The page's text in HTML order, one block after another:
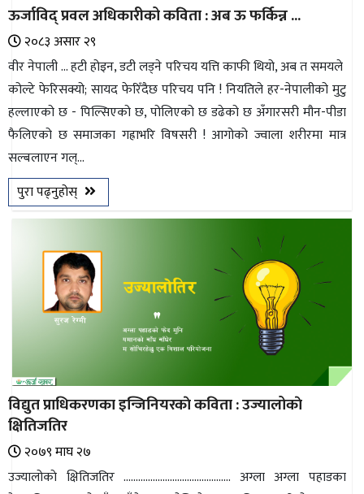
इभी
सम्पादकीय
बैंक
पर्यटन
भिडियो
छापा
प्रोफाइल
ऊर्जा
विशेष
ऊर्जाविद् प्रवल अधिकारीको कविता : अब ऊ फर्किन्न ...
२०८३ असार २९
वीर नेपाली ... हटी होइन, डटी लड्ने परिचय यत्ति काफी थियो, अब त समयले
कोल्टे फेरिसक्यो; सायद फेरिँदैछ परिचय पनि ! नियतिले हर-नेपालीको मुटु
हल्लाएको छ - पिल्सिएको छ, पोलिएको छ डढेको छ अँगारसरी मौन-पीडा
फैलिएको छ समाजका गह्राभरि विषसरी ! आगोको ज्वाला शरीरमा मात्र
सल्बलाएन गल्...
पुरा पढ्नुहोस्
विद्युत प्राधिकरणका इन्जिनियरकाे कविता : उज्यालोकाे
क्षितिजतिर
२०७९ माघ २७
उज्यालोकाे क्षितिजतिर ............................................ अग्ला अग्ला पहाडका